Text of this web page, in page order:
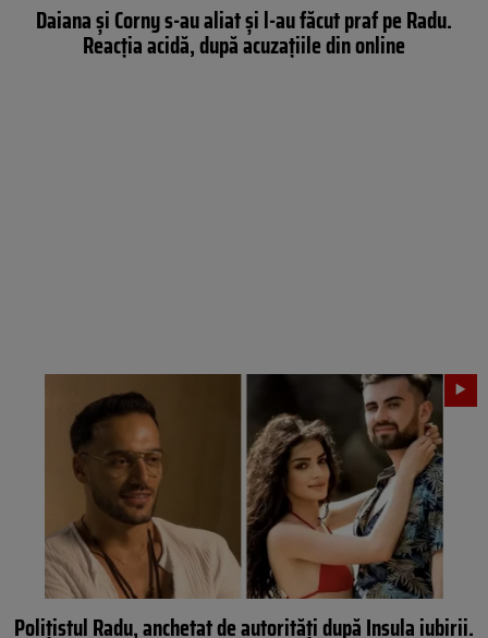
Daiana şi Corny s-au aliat şi l-au făcut praf pe Radu.
Reacţia acidă, după acuzaţiile din online
Poliţistul Radu, anchetat de autorităţi după Insula iubirii.